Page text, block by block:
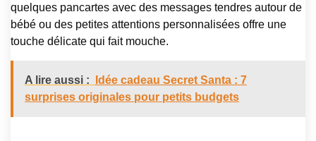
quelques pancartes avec des messages tendres autour de
bébé ou des petites attentions personnalisées offre une
touche délicate qui fait mouche.
A lire aussi :
Idée cadeau Secret Santa : 7
surprises originales pour petits budgets